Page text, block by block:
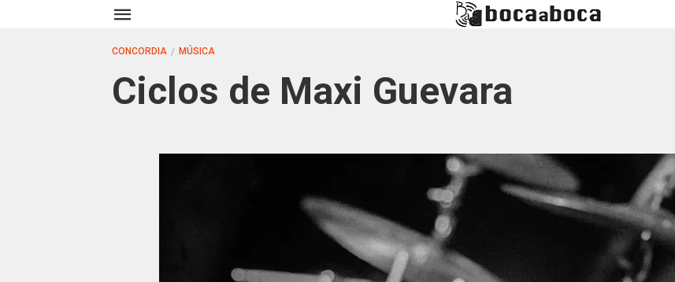
CONCORDIA MÚSICA
Ciclos de Maxi Guevara